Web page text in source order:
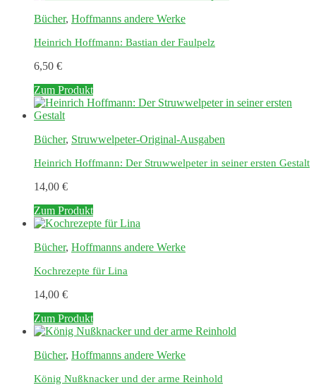
Bücher, Hoffmanns andere Werke
Heinrich Hoffmann: Bastian der Faulpelz
6,50 €
Zum Produkt
Bücher, Struwwelpeter-Original-Ausgaben
Heinrich Hoffmann: Der Struwwelpeter in seiner ersten Gestalt
14,00 €
Zum Produkt
Bücher, Hoffmanns andere Werke
Kochrezepte für Lina
14,00 €
Zum Produkt
Bücher, Hoffmanns andere Werke
König Nußknacker und der arme Reinhold